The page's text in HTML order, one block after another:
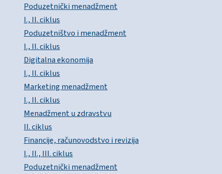
Poduzetnički menadžment
I., II. ciklus
Poduzetništvo i menadžment
I., II. ciklus
Digitalna ekonomija
I., II. ciklus
Marketing menadžment
I., II. ciklus
Menadžment u zdravstvu
II. ciklus
Financije, računovodstvo i revizija
I., II., III. ciklus
Poduzetnički menadžment